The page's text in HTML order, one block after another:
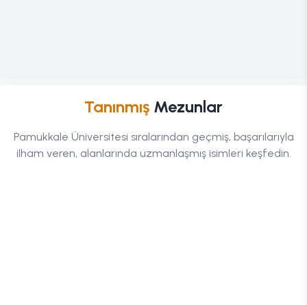
Tanınmış Mezunlar
Pamukkale Üniversitesi sıralarından geçmiş, başarılarıyla
ilham veren, alanlarında uzmanlaşmış isimleri keşfedin.
Giray
Altınok